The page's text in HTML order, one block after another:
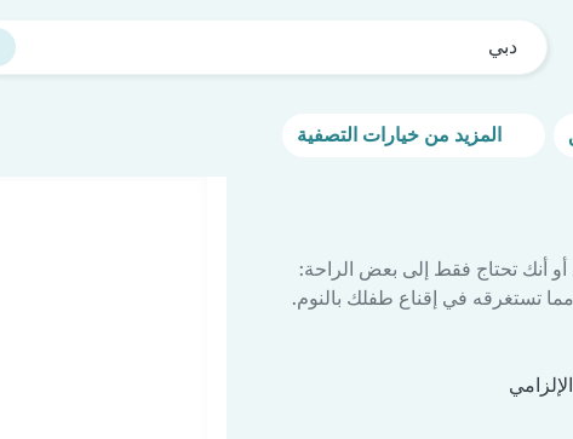
دبي
المزيد من خيارات التصفية
أنك تحتاج فقط إلى بعض الراحة:
تستغرقه في إقناع طفلك بالنوم.